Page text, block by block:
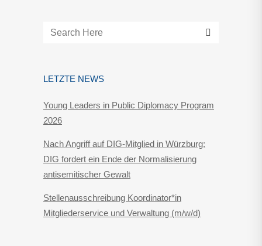
LETZTE NEWS
Young Leaders in Public Diplomacy Program
2026
Nach Angriff auf DIG-Mitglied in Würzburg:
DIG fordert ein Ende der Normalisierung
antisemitischer Gewalt
Stellenausschreibung Koordinator*in
Mitgliederservice und Verwaltung (m/w/d)